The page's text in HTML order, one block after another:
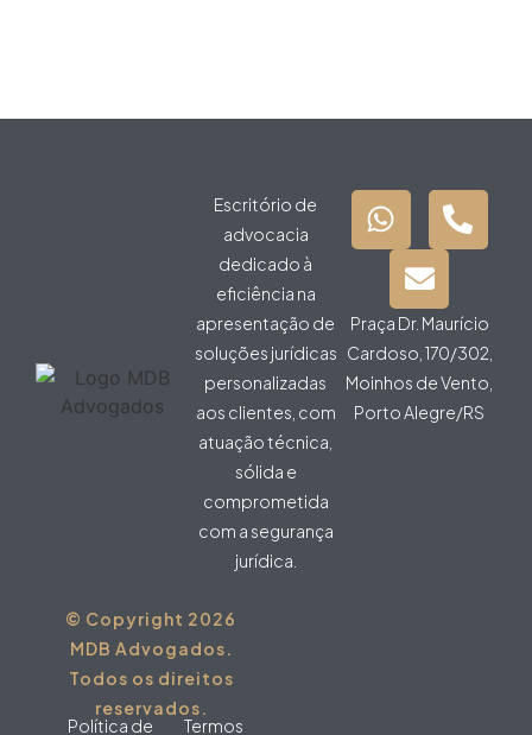
Escritório de
advocacia
dedicado à
eficiência na
apresentação de
soluções jurídicas
personalizadas
aos clientes, com
atuação técnica,
sólida e
comprometida
com a segurança
jurídica.
Praça Dr. Maurício
Cardoso, 170/302,
Moinhos de Vento,
Porto Alegre/RS
© Copyright 2026
MDB Advogados.
Todos os direitos
reservados.
Política de Termos